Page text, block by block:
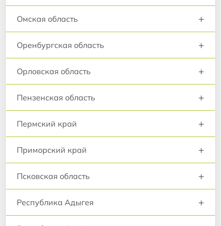
Омская область +
Оренбургская область +
Орловская область +
Пензенская область +
Пермский край +
Приморский край +
Псковская область +
Республика Адыгея +